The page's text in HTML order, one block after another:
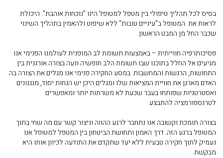
בסיס לכל תהליך טיפולי בין מטפל למטופל הינו "נוכחות אוהבת". היכולת
לראות את המטופל ב"עיניים טובות" ללא שיפוט ולהאמין בתהליך השינוי
שכבר החל מן המבט הראשון.
פסיכותרפיה חווייתית – באמצעות תשומת לב המופנית לעולמנו הפנימי אנו
מגיעים אל החלל בתוכנו שבו תשומת הלב חופשיה ונעה בצורה אורגנית בין
התחושות, הרגשות והמחשבות. במסע החקירה פנימי אנו מגלים את הצורה בה
האדם מארגן את חוויית המציאות שלו ומגלים היכן יש הנחות יסוד, מנגנונים
ואסטרטגיות שפותחו בעבר שכעת לא משרתות יותר ומאפשרים
לטרנספורמציה להתבצע.
בצורה תומכת וקשובה אנו נתחבר לרגע ההווה וניצור קשר עם מה שחי בתוך
המטופל ברגע הזה. דרך האמון ותחושת הביטחון בין המטפל למטופל אנו
נעמיק לתוך חקירה טבעית ללא יעד שתקדם את התודעה לכיוון אותו היא
מבקשת.